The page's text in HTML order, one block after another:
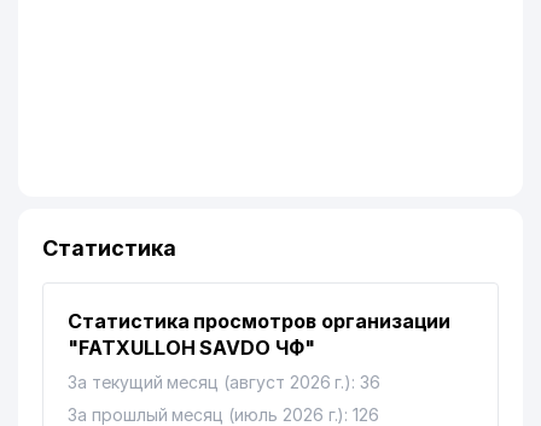
Статистика
Статистика просмотров организации
"FATXULLOH SAVDO ЧФ"
За текущий месяц (август 2026 г.): 36
За прошлый месяц (июль 2026 г.): 126